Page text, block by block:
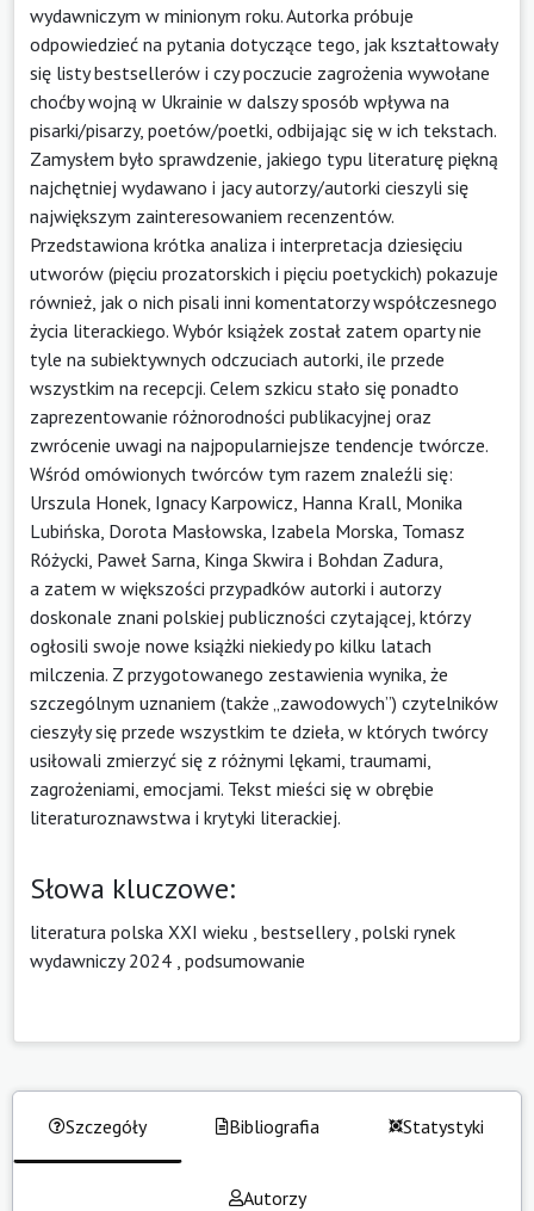
wydawniczym w minionym roku. Autorka próbuje
odpowiedzieć na pytania dotyczące tego, jak kształtowały
się listy bestsellerów i czy poczucie zagrożenia wywołane
choćby wojną w Ukrainie w dalszy sposób wpływa na
pisarki/pisarzy, poetów/poetki, odbijając się w ich tekstach.
Zamysłem było sprawdzenie, jakiego typu literaturę piękną
najchętniej wydawano i jacy autorzy/autorki cieszyli się
największym zainteresowaniem recenzentów.
Przedstawiona krótka analiza i interpretacja dziesięciu
utworów (pięciu prozatorskich i pięciu poetyckich) pokazuje
również, jak o nich pisali inni komentatorzy współczesnego
życia literackiego. Wybór książek został zatem oparty nie
tyle na subiektywnych odczuciach autorki, ile przede
wszystkim na recepcji. Celem szkicu stało się ponadto
zaprezentowanie różnorodności publikacyjnej oraz
zwrócenie uwagi na najpopularniejsze tendencje twórcze.
Wśród omówionych twórców tym razem znaleźli się:
Urszula Honek, Ignacy Karpowicz, Hanna Krall, Monika
Lubińska, Dorota Masłowska, Izabela Morska, Tomasz
Różycki, Paweł Sarna, Kinga Skwira i Bohdan Zadura,
a zatem w większości przypadków autorki i autorzy
doskonale znani polskiej publiczności czytającej, którzy
ogłosili swoje nowe książki niekiedy po kilku latach
milczenia. Z przygotowanego zestawienia wynika, że
szczególnym uznaniem (także „zawodowych”) czytelników
cieszyły się przede wszystkim te dzieła, w których twórcy
usiłowali zmierzyć się z różnymi lękami, traumami,
zagrożeniami, emocjami. Tekst mieści się w obrębie
literaturoznawstwa i krytyki literackiej.
Słowa kluczowe:
literatura polska XXI wieku bestsellery, polski rynek
wydawniczy 2024 podsumowanie
Szczegóły Bibliografia Statystyki
Autorzy